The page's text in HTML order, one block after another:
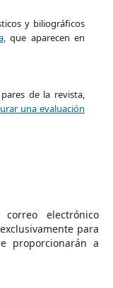
y biliográficos
, que aparecen en
de la revista,
una evaluación
electrónico
para
proporcionarán a